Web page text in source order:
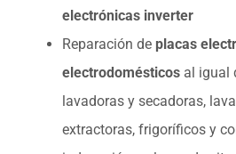
electrónicas inverter
Reparación de placas
electrodomésticos al igual
lavadoras y secadoras,
extractoras, frigoríficos y